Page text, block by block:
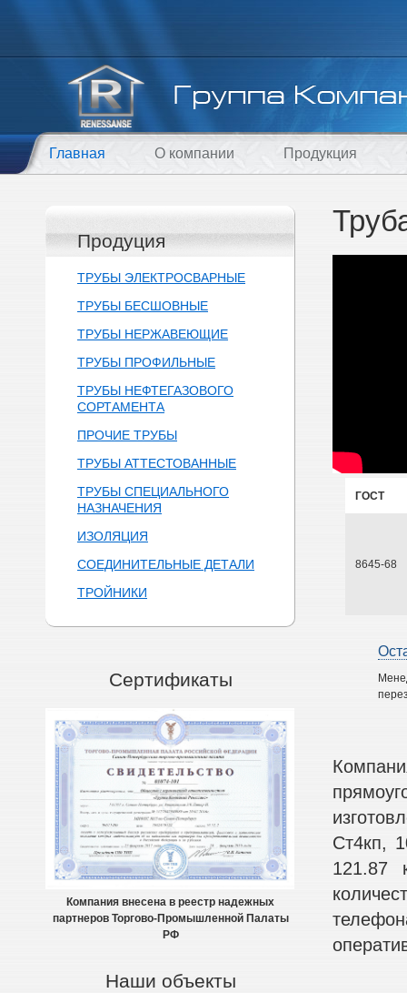
Главная О компании Продукция
Продуция
ТРУБЫ ЭЛЕКТРОСВАРНЫЕ
ТРУБЫ БЕСШОВНЫЕ
ТРУБЫ НЕРЖАВЕЮЩИЕ
ТРУБЫ ПРОФИЛЬНЫЕ
ТРУБЫ НЕФТЕГАЗОВОГО
СОРТАМЕНТА
ПРОЧИЕ ТРУБЫ
ТРУБЫ АТТЕСТОВАННЫЕ
ТРУБЫ СПЕЦИАЛЬНОГО
НАЗНАЧЕНИЯ
ИЗОЛЯЦИЯ
СОЕДИНИТЕЛЬНЫЕ ДЕТАЛИ
ТРОЙНИКИ
Сертификаты
Компания внесена в реестр надежных
партнеров Торгово-Промышленной Палаты
РФ
Наши объекты
ГОСТ
8645-68
Ст4кп,
121.87